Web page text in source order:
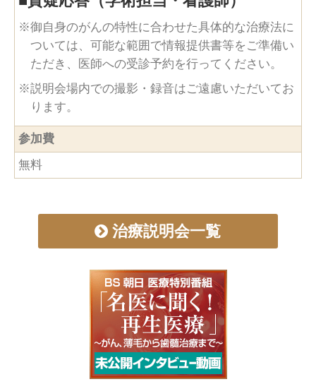
※御自身のがんの特性に合わせた具体的な治療法に
ついては、可能な範囲で情報提供書等をご準備い
ただき、医師への受診予約を⾏ってください。
※説明会場内での撮影・録音はご遠慮いただいてお
ります。
参加費
無料
治療説明会一覧